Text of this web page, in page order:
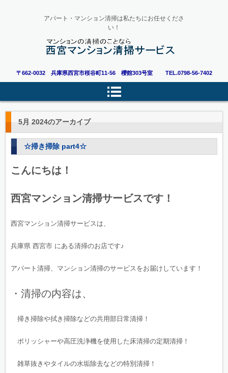
アパート・マンション清掃は私たちにお任せくださ
い！
〒662-0032 兵庫県西宮市桜谷町11-56 櫻館303号室 TEL.0798-56-7402
5月 2024のアーカイブ
☆掃き掃除 part4☆
こんにちは！
西宮マンション清掃サービスです！
西宮マンション清掃サービスは、
兵庫県 西宮市 にある清掃のお店です♪
アパート清掃、マンション清掃のサービスをお届けしています！
・清掃の内容は、
掃き掃除や拭き掃除などの共用部日常清掃！
ポリッシャーや高圧洗浄機を使用した床清掃の定期清掃！
雑草抜きやタイルの水垢除去などの特別清掃！